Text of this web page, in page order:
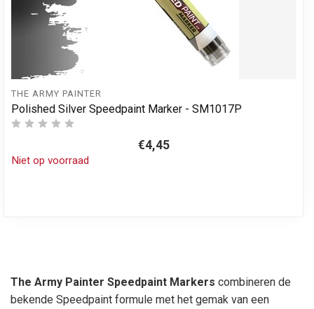
THE ARMY PAINTER
Polished Silver Speedpaint Marker - SM1017P
€4,45
Niet op voorraad
The Army Painter Speedpaint Markers combineren de
bekende Speedpaint formule met het gemak van een